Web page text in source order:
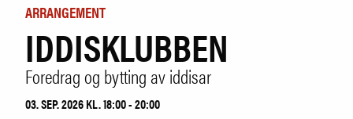
NO|ENG
Kjøp billett og årskort
ARRANGEMENT
IDDISKLUBBEN
Foredrag og bytting av iddisar
03. SEP. 2026 KL. 18:00 - 20:00